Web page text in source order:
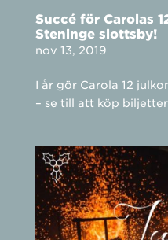
Succé för Carolas
Steninge slottsby!
nov 13, 2019
I år gör Carola 12
– se till att köp